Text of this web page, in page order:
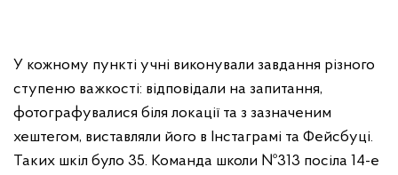
У кожному пункті учні виконували завдання різного
ступеню важкості: відповідали на запитання,
фотографувалися біля локації та з зазначеним
хештегом, виставляли його в Інстаграмі та Фейсбуці.
Таких шкіл було 35. Команда школи №313 посіла 14-е